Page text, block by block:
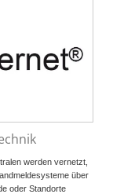
werden vernetzt,
über
oder Standorte